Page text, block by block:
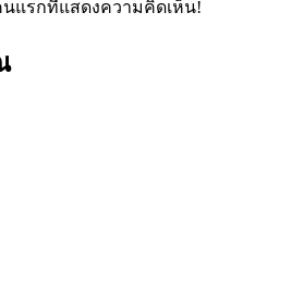
แรกที่แสดงความคิดเห็น!